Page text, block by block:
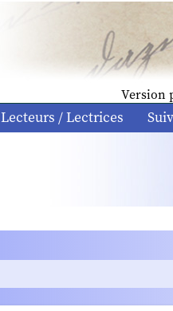
Version
Lecteurs / Lectrices